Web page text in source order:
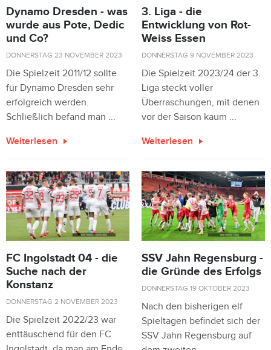
Dynamo Dresden - was
wurde aus Pote, Dedic
und Co?
DONNERSTAG 23 NOVEMBER 2023
Die Spielzeit 2011/12 sollte
für Dynamo Dresden sehr
erfolgreich werden.
Schließlich befand man ...
Weiterlesen
3. Liga - die
Entwicklung von Rot-
Weiss Essen
DONNERSTAG 9 NOVEMBER 2023
Die Spielzeit 2023/24 der 3.
Liga steckt voller
Überraschungen, mit denen
vor der Saison kaum ...
Weiterlesen
FC Ingolstadt 04 - die
Suche nach der
Konstanz
DONNERSTAG 2 NOVEMBER 2023
Die Spielzeit 2022/23 war
enttäuschend für den FC
SSV Jahn Regensburg -
die Gründe des Erfolgs
DONNERSTAG 19 OKTOBER 2023
Nach den bisherigen elf
Spieltagen befindet sich der
SSV Jahn Regensburg auf